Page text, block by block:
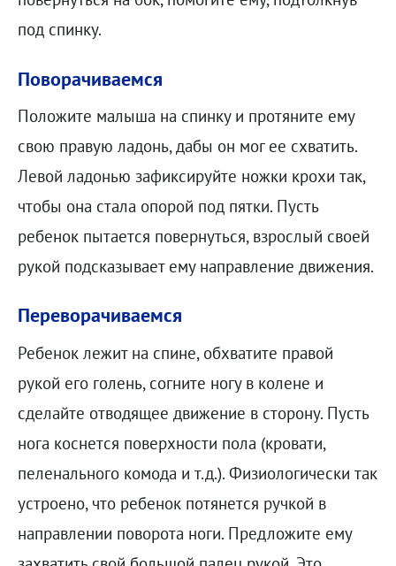
под спинку.
Поворачиваемся
Положите малыша на спинку и протяните ему
свою правую ладонь, дабы он мог ее схватить.
Левой ладонью зафиксируйте ножки крохи так,
чтобы она стала опорой под пятки. Пусть
ребенок пытается повернуться, взрослый своей
рукой подсказывает ему направление движения.
Переворачиваемся
Ребенок лежит на спине, обхватите правой
рукой его голень, согните ногу в колене и
сделайте отводящее движение в сторону. Пусть
нога коснется поверхности пола (кровати,
пеленального комода и т.д.). Физиологически так
устроено, что ребенок потянется ручкой в
направлении поворота ноги. Предложите ему